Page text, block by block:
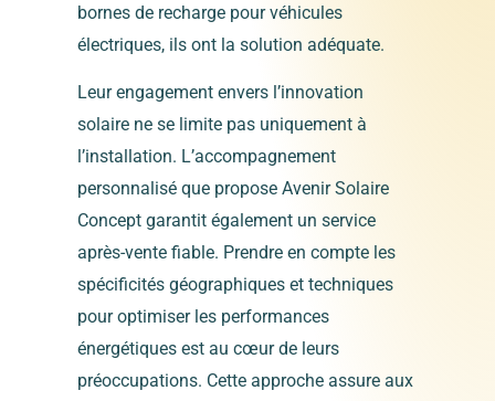
bornes de recharge pour véhicules
électriques, ils ont la solution adéquate.
Leur engagement envers l’innovation
solaire ne se limite pas uniquement à
l’installation. L’accompagnement
personnalisé que propose Avenir Solaire
Concept garantit également un service
après-vente fiable. Prendre en compte les
spécificités géographiques et techniques
pour optimiser les performances
énergétiques est au cœur de leurs
préoccupations. Cette approche assure aux